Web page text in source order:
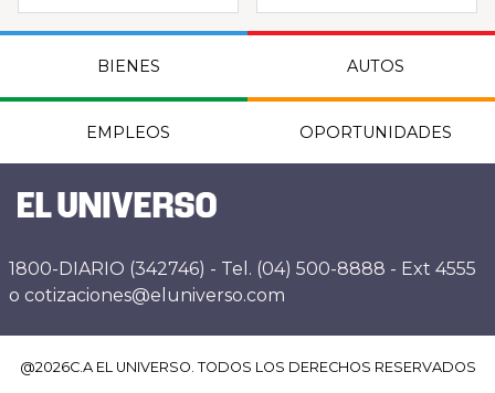
BIENES AUTOS
EMPLEOS OPORTUNIDADES
1800-DIARIO (342746) - Tel. (04) 500-8888 - Ext 4555
o cotizaciones@eluniverso.com
@2026C.A EL UNIVERSO. TODOS LOS DERECHOS RESERVADOS